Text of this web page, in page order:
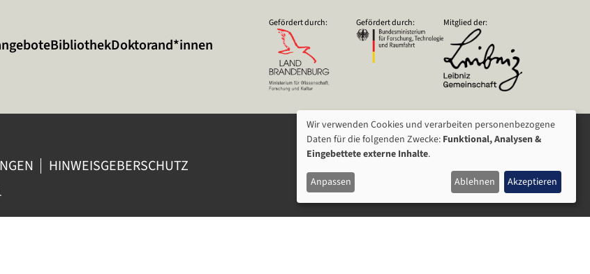
BibliothekDoktorand*innen
Gefördert durch: Gefördert durch: Mitglied der:
HINWEISGEBERSCHUTZ
VERWENDUNG
VON
PERSONENBEZOGENEN
DATEN
Wir verwenden Cookies und verarbeiten personenbezogene
Daten für die folgenden Zwecke: Funktional, Analysen &
Eingebettete externe Inhalte.
Anpassen Ablehnen Akzeptieren